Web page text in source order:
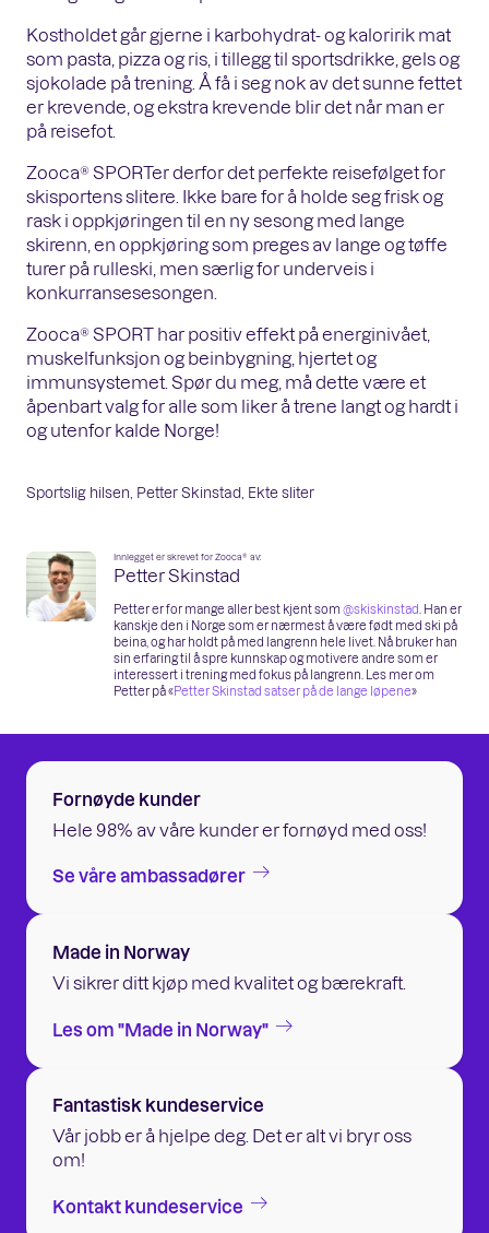
Kostholdet går gjerne i karbohydrat- og kaloririk mat
som pasta, pizza og ris, i tillegg til sportsdrikke, gels og
sjokolade på trening. Å få i seg nok av det sunne fettet
er krevende, og ekstra krevende blir det når man er
på reisefot.
Zooca® SPORTer derfor det perfekte reisefølget for
skisportens slitere. Ikke bare for å holde seg frisk og
rask i oppkjøringen til en ny sesong med lange
skirenn, en oppkjøring som preges av lange og tøffe
turer på rulleski, men særlig for underveis i
konkurransesesongen.
Zooca® SPORT har positiv effekt på energinivået,
muskelfunksjon og beinbygning, hjertet og
immunsystemet. Spør du meg, må dette være et
åpenbart valg for alle som liker å trene langt og hardt i
og utenfor kalde Norge!
Sportslig hilsen, Petter Skinstad, Ekte sliter
Innlegget er skrevet for Zooca® av:
Petter Skinstad
Petter er for mange aller best kjent som @skiskinstad . Han er
kanskje den i Norge som er nærmest å være født med ski på
beina, og har holdt på med langrenn hele livet. Nå bruker han
sin erfaring til å spre kunnskap og motivere andre som er
interessert i trening med fokus på langrenn. Les mer om
Petter på «Petter Skinstad satser på de lange løpene»
Fornøyde kunder
Hele 98% av våre kunder er fornøyd med oss!
Se våre ambassadører
Made in Norway
Vi sikrer ditt kjøp med kvalitet og bærekraft.
Les om "Made in Norway"
Fantastisk kundeservice
Vår jobb er å hjelpe deg. Det er alt vi bryr oss
om!
Kontakt kundeservice